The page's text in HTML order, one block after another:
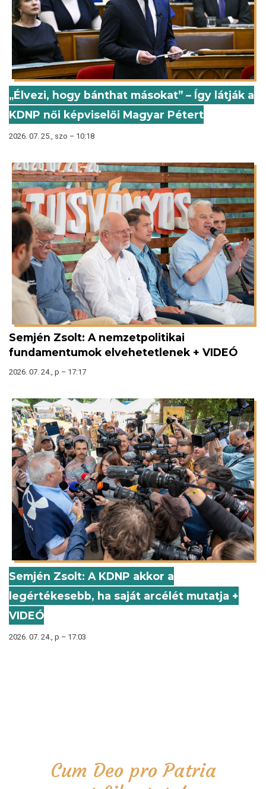
„Élvezi, hogy bánthat másokat” – Így látják a
KDNP női képviselői Magyar Pétert
2026. 07. 25., szo – 10:18
Semjén Zsolt: A nemzetpolitikai
fundamentumok elvehetetlenek + VIDEÓ
2026. 07. 24., p – 17:17
Semjén Zsolt: A KDNP akkor a
legértékesebb, ha saját arcélét mutatja +
VIDEÓ
2026. 07. 24., p – 17:03
Cum Deo pro Patria